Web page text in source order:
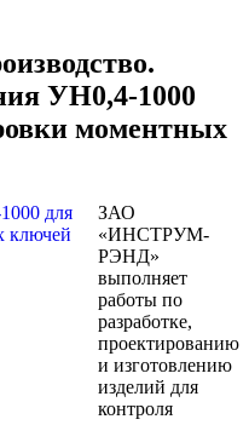
УН0,4-1000
моментных
ЗАО
«ИНСТРУМ-
РЭНД»
выполняет
работы по
разработке,
проектированию
и изготовлению
изделий для
контроля